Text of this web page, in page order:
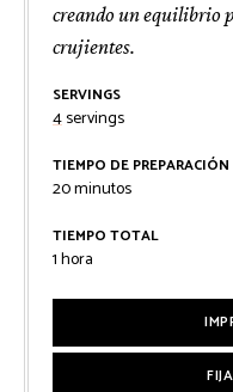
creando un equilibrio
crujientes.
SERVINGS
4servings
TIEMPO DE PREPARACIÓN
20minutos
minutos
TIEMPO TOTAL
1hora
hora